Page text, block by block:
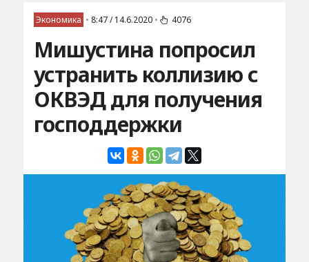
Экономика • 8:47 / 14.6.2020 • 4076
Мишустина попросил
устранить коллизию с
ОКВЭД для получения
господдержки